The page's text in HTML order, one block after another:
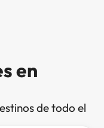
en
de todo el